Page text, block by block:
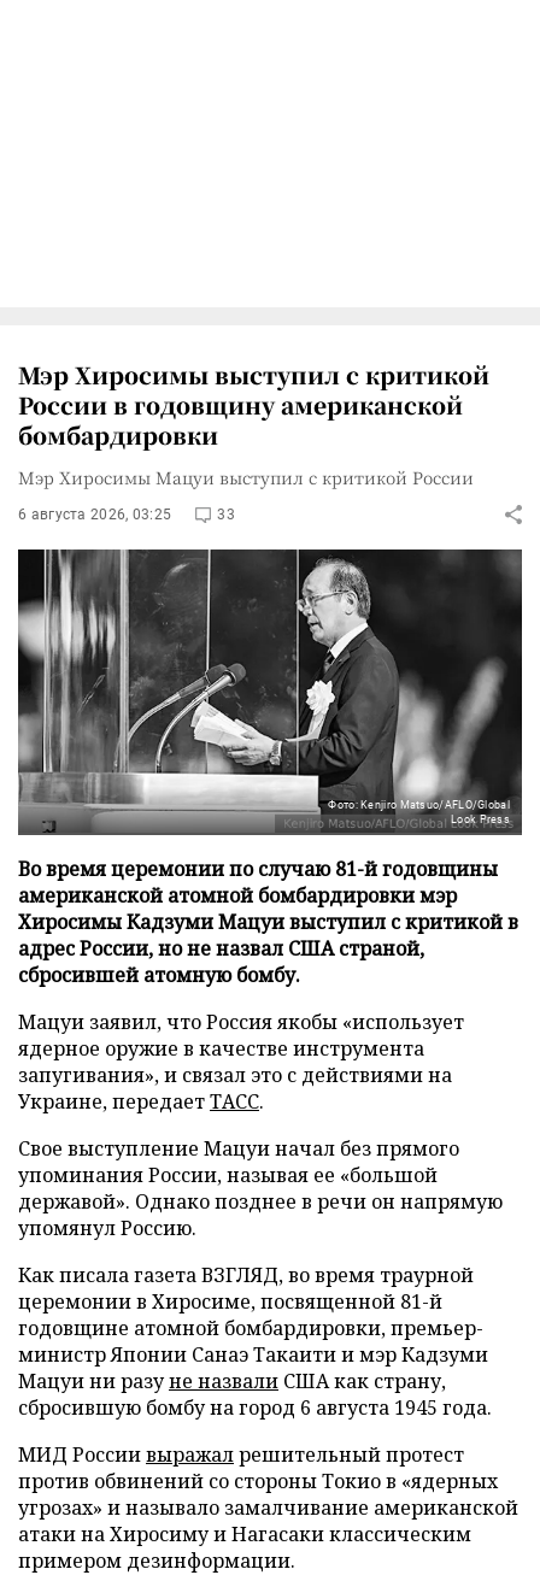
Мэр Хиросимы выступил с критикой
России в годовщину американской
бомбардировки
Мэр Хиросимы Мацуи выступил с критикой России
6 августа 2026, 03:25 33
Фото: Kenjiro Matsuo/AFLO/Global
Look Press
Во время церемонии по случаю 81-й годовщины
американской атомной бомбардировки мэр
Хиросимы Кадзуми Мацуи выступил с критикой в
адрес России, но не назвал США страной,
сбросившей атомную бомбу.
Мацуи заявил, что Россия якобы «использует
ядерное оружие в качестве инструмента
запугивания», и связал это с действиями на
Украине, передаетТАСС.
Свое выступление Мацуи начал без прямого
упоминания России, называя ее «большой
державой». Однако позднее в речи он напрямую
упомянул Россию.
Как писала газета ВЗГЛЯД, во время траурной
церемонии в Хиросиме, посвященной 81-й
годовщине атомной бомбардировки, премьер-
министр Японии Санаэ Такаити и мэр Кадзуми
Мацуи ни разуне назвали США как страну,
сбросившую бомбу на город 6 августа 1945 года.
МИД Россиивыражалрешительный протест
против обвинений со стороны Токио в «ядерных
угрозах» и называло замалчивание американской
атаки на Хиросиму и Нагасаки классическим
примером дезинформации.